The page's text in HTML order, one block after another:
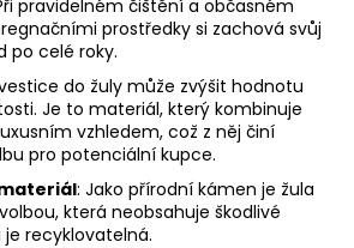
pravidelném čištění a občasném
prostředky si zachová svůj
po celé roky.
do žuly může zvýšit hodnotu
Je to materiál, který kombinuje
vzhledem, což z něj činí
pro potenciální kupce.
: Jako přírodní kámen je žula
která neobsahuje škodlivé
recyklovatelná.